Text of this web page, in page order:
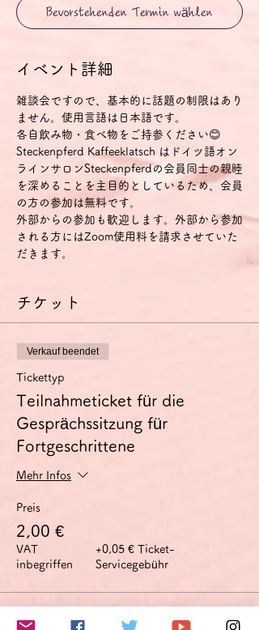
Bevorstehenden Termin wählen
イベント詳細
雑談会ですので、基本的に話題の制限はあり
ません。使用言語は日本語です。
各自飲み物・食べ物をご持参ください😊
Steckenpferd Kaffeeklatsch はドイツ語オン
ラインサロンSteckenpferdの会員同士の親睦
を深めることを主目的としているため、会員
の方の参加は無料です。
外部からの参加も歓迎します。外部から参加
される方にはZoom使用料を請求させていた
だきます。
チケット
Verkauf beendet
Tickettyp
Teilnahmeticket für die
Gesprächssitzung für
Fortgeschrittene
Mehr Infos
Preis
2,00 €
VAT
inbegriffen
+0,05 € Ticket-
Servicegebühr